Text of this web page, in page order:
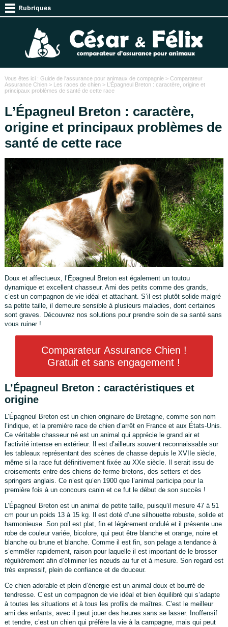
Vous êtes ici : Guide de l'assurance pour animaux de compagnie> Comparateur
Assurance Chien> Les races de chien> L’Épagneul Breton : caractère, origine et
principaux problèmes de santé de cette race
L’Épagneul Breton : caractère,
origine et principaux problèmes de
santé de cette race
Doux et affectueux, l’Épagneul Breton est également un toutou
dynamique et excellent chasseur. Ami des petits comme des grands,
c’est un compagnon de vie idéal et attachant. S’il est plutôt solide malgré
sa petite taille, il demeure sensible à plusieurs maladies, dont certaines
sont graves. Découvrez nos solutions pour prendre soin de sa santé sans
vous ruiner !
Comparateur Assurance Chien !
Gratuit et sans engagement !
L’Épagneul Breton : caractéristiques et
origine
L’Épagneul Breton est un chien originaire de Bretagne, comme son nom
l’indique, et la première race de chien d’arrêt en France et aux États-Unis.
Ce véritable chasseur né est un animal qui apprécie le grand air et
l’activité intense en extérieur. Il est d’ailleurs souvent reconnaissable sur
les tableaux représentant des scènes de chasse depuis le XVIIe siècle,
même si la race fut définitivement fixée au XXe siècle. Il serait issu de
croisements entre des chiens de ferme bretons, des setters et des
springers anglais. Ce n’est qu’en 1900 que l’animal participa pour la
première fois à un concours canin et ce fut le début de son succès !
L’Épagneul Breton est un animal de petite taille, puisqu’il mesure 47 à 51
cm pour un poids 13 à 15 kg. Il est doté d’une silhouette robuste, solide et
harmonieuse. Son poil est plat, fin et légèrement ondulé et il présente une
robe de couleur variée, bicolore, qui peut être blanche et orange, noire et
blanche ou brune et blanche. Comme il est fin, son pelage a tendance à
s’emmêler rapidement, raison pour laquelle il est important de le brosser
régulièrement afin d’éliminer les nœuds au fur et à mesure. Son regard est
très expressif, plein de confiance et de douceur.
Ce chien adorable et plein d’énergie est un animal doux et bourré de
tendresse. C’est un compagnon de vie idéal et bien équilibré qui s’adapte
à toutes les situations et à tous les profils de maîtres. C’est le meilleur
ami des enfants, avec il peut jouer des heures sans se lasser. Inoffensif
et tendre, c’est un chien qui préfère la vie à la campagne, mais qui peut